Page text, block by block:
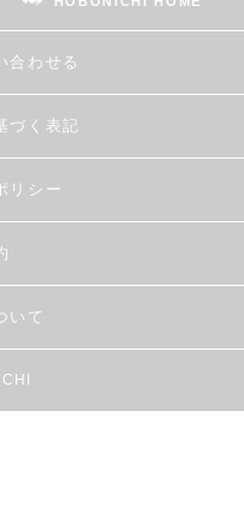
合わせる
づく表記
リシー
いて